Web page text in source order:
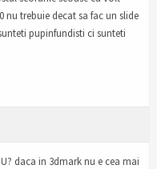
nu trebuie decat sa fac un slide
pupinfundisti ci sunteti
daca in 3dmark nu e cea mai